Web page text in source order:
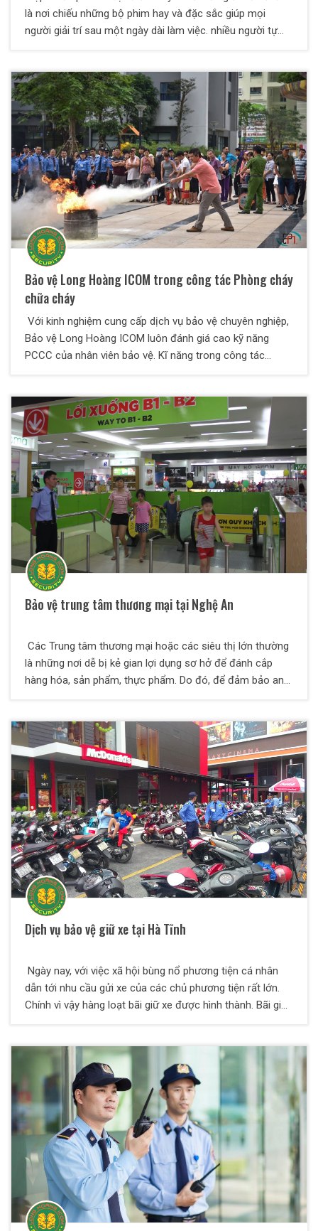
là nơi chiếu những bộ phim hay và đặc sắc giúp mọi
người giải trí sau một ngày dài làm việc. nhiều người tự
hay lui tới của giới trẻ, mà các bạn chắc hẳn cũng biết giới
trẻ thường là người chưa kiềm chế được cảm xúc rất dễ
xảy ra đánh nhau tại rạp chiếu phim. Vì thế thuê dịch vụ
bảo vệ rạp chiếu phim là vô cùng cần thiết không những
bảo vệ an ninh của rạp chiếu mà còn bảo quản tài sản.
Bảo vệ Long Hoàng ICOM trong công tác Phòng cháy
chữa cháy
Với kinh nghiệm cung cấp dịch vụ bảo vệ chuyên nghiệp,
Bảo vệ Long Hoàng ICOM luôn đánh giá cao kỹ năng
PCCC của nhân viên bảo vệ. Kĩ năng trong công tác
mình. Kĩ năng này giúp nhân viên có thể thuận lợi hơn
trong quá trình làm việc, tránh được những rủi ro và góp
phần đem lại sự an toàn cho mục tiêu bảo vệ.
Bảo vệ trung tâm thương mại tại Nghệ An
Các Trung tâm thương mại hoặc các siêu thị lớn thường
là những nơi dễ bị kẻ gian lợi dụng sơ hở để đánh cắp
hàng hóa, sản phẩm, thực phẩm. Do đó, để đảm bảo an
Dịch vụ bảo vệ giữ xe tại Hà Tĩnh
Ngày nay, với việc xã hội bùng nổ phương tiện cá nhân
dẫn tới nhu cầu gửi xe của các chủ phương tiện rất lớn.
Chính vì vậy hàng loạt bãi giữ xe được hình thành. Bãi giữ
biệt chuyên dụng tại khu phố, dân cư hoặc thuộc một cơ
quan cụ thể nào đó như: Bệnh viện, trường học, nhà máy,
siêu thị, tòa nhà… Để đảm bảo an toàn cho khu vực giữ
xe, cần thiết phải sử dụng dịch vụ bảo vệ chuyên nghiêp